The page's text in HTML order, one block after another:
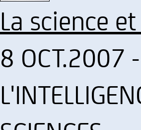
La science
8 OCT.2007